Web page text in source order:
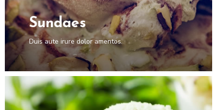
Sundaes
Duis aute irure dolor amentos.